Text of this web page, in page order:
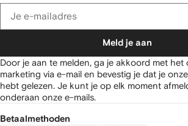
Meld je aan
Door je aan te melden, ga je akkoord met het
marketing via e-mail en bevestig je dat je onze
hebt gelezen. Je kunt je op elk moment
onderaan onze e-mails.
Betaalmethoden